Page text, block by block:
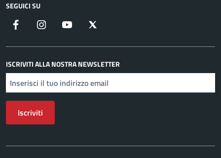
SEGUICI SU
Facebook Instagram YouTube
ISCRIVITI ALLA NOSTRA NEWSLETTER